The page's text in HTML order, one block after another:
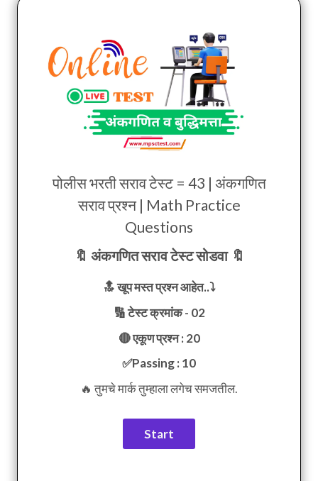
पोलीस भरती सराव टेस्ट = 43 | अंकगणित
सराव प्रश्न | Math Practice
Questions
🔖 अंकगणित सराव टेस्ट सोडवा 🔖
🔝 खूप मस्त प्रश्न आहेत..⤵️
🔢 टेस्ट क्रमांक - 02
🔴 एकूण प्रश्न : 20
✅Passing : 10
🔥 तुमचे मार्क तुम्हाला लगेच समजतील.